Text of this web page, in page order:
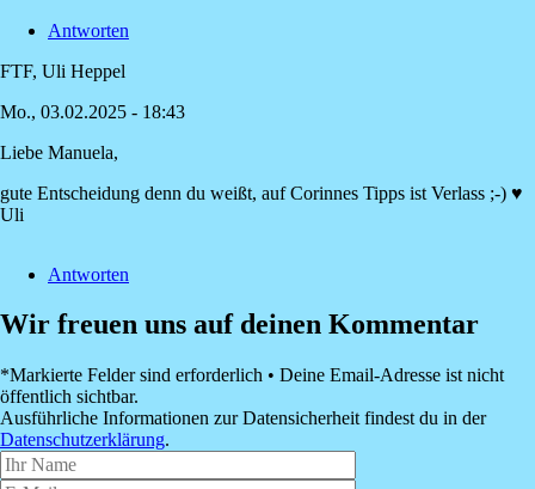
Antworten
FTF, Uli Heppel
Mo., 03.02.2025 - 18:43
auf
Tatsächlich
ein…
Manuela
Liebe Manuela,
gute Entscheidung denn du weißt, auf Corinnes Tipps ist Verlass ;-) ♥
Uli
Antworten
Wir freuen uns auf deinen Kommentar
*Markierte Felder sind erforderlich • Deine Email-Adresse ist nicht
öffentlich sichtbar.
Ausführliche Informationen zur Datensicherheit findest du in der
Datenschutzerklärung.